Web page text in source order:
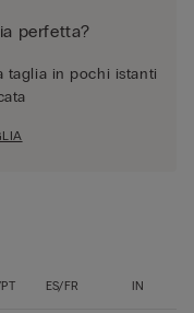
perfetta?
taglia in pochi istanti
ES/FR IN